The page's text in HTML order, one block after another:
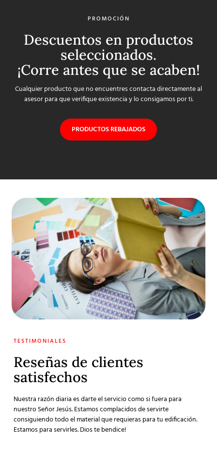
PROMOCIÓN
Descuentos en productos
seleccionados.
¡Corre antes que se acaben!
Cualquier producto que no encuentres contacta directamente al
asesor para que verifique existencia y lo consigamos por ti.
PRODUCTOS REBAJADOS
TESTIMONIALES
Reseñas de clientes
satisfechos
Nuestra razón diaria es darte el servicio como si fuera para
nuestro Señor Jesús. Estamos complacidos de servirte
consiguiendo todo el material que requieras para tu edificación.
Estamos para servirles. Dios te bendice!